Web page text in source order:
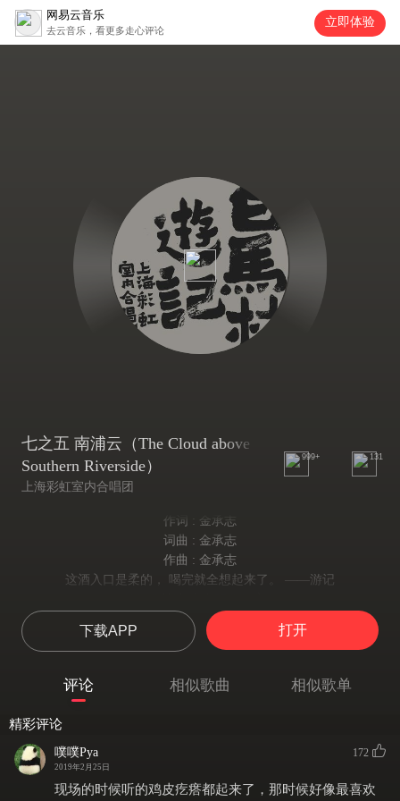
网易云音乐
去云音乐，看更多走心评论
立即体验
七之五 南浦云（The Cloud above
Southern Riverside）
上海彩虹室内合唱团
999+ 131
作词 : 金承志
词曲 : 金承志
作曲 : 金承志
这酒入口是柔的， 喝完就全想起来了。 ——游记
渺渺兮予怀 望美人兮天一方
天色已晚 水拍着船
喝了杯茶 不好下咽
吃了口菜 鱼儿真咸
皇天三界 皇天三界
下载APP 打开
评论 相似歌曲 相似歌单
精彩评论
噗噗Pya
2019年2月25日
172
现场的时候听的鸡皮疙瘩都起来了，那时候好像最喜欢